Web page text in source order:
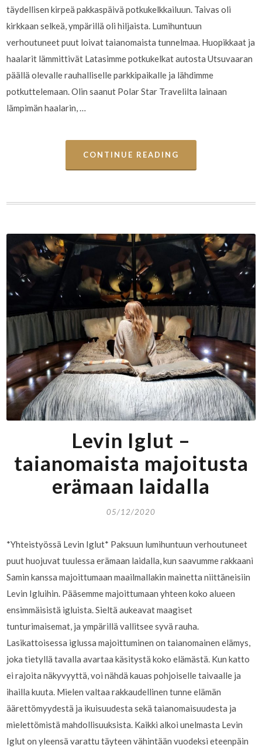
täydellisen kirpeä pakkaspäivä potkukelkkailuun. Taivas oli
kirkkaan selkeä, ympärillä oli hiljaista. Lumihuntuun
verhoutuneet puut loivat taianomaista tunnelmaa. Huopikkaat ja
haalarit lämmittivät Latasimme potkukelkat autosta Utsuvaaran
päällä olevalle rauhalliselle parkkipaikalle ja lähdimme
potkuttelemaan. Olin saanut Polar Star Travelilta lainaan
lämpimän haalarin, …
CONTINUE READING
Levin Iglut –
taianomaista majoitusta
erämaan laidalla
05/12/2020
*Yhteistyössä Levin Iglut* Paksuun lumihuntuun verhoutuneet
puut huojuvat tuulessa erämaan laidalla, kun saavumme rakkaani
Samin kanssa majoittumaan maailmallakin mainetta niittäneisiin
Levin Igluihin. Pääsemme majoittumaan yhteen koko alueen
ensimmäisistä igluista. Sieltä aukeavat maagiset
tunturimaisemat, ja ympärillä vallitsee syvä rauha.
Lasikattoisessa iglussa majoittuminen on taianomainen elämys,
joka tietyllä tavalla avartaa käsitystä koko elämästä. Kun katto
ei rajoita näkyvyyttä, voi nähdä kauas pohjoiselle taivaalle ja
ihailla kuuta. Mielen valtaa rakkaudellinen tunne elämän
äärettömyydestä ja ikuisuudesta sekä taianomaisuudesta ja
mielettömistä mahdollisuuksista. Kaikki alkoi unelmasta Levin
Iglut on yleensä varattu täyteen vähintään vuodeksi eteenpäin